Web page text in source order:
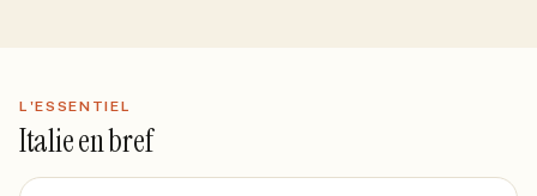
L'ESSENTIEL
Italieen bref